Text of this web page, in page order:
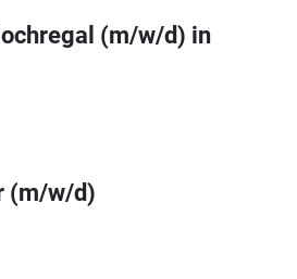
(m/w/d) in
(m/w/d)